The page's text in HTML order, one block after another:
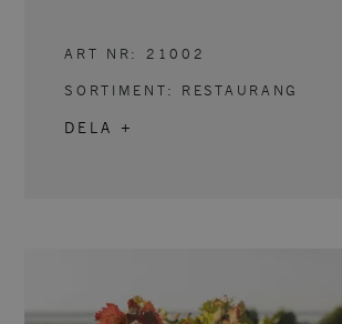
ART NR: 21002
SORTIMENT: RESTAURANG
DELA +